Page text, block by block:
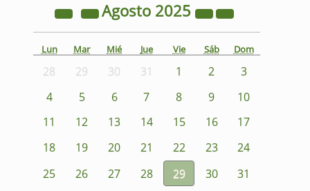
Agosto 2025
Lun Mar Mié Jue Vie Sáb Dom
28 29 30 31 1 2
3
4
5 6 7 8 9
10
11
12 13 14 15 16
17
18
19 20 21 22 23
24
25
26 27 28 29 30
31